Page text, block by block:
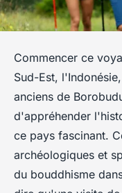
Commencer ce
Sud-Est,
anciens de
d'appréhender
ce pays fascinant.
archéologiques et
du bouddhisme